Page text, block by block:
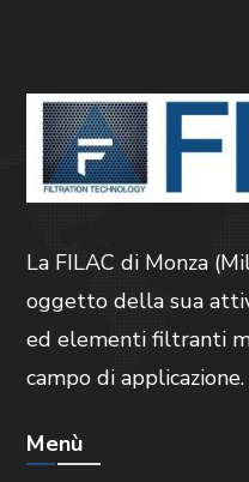
La FILAC di Monza
oggetto della sua
ed elementi filtranti
campo di applicazione.
Menù